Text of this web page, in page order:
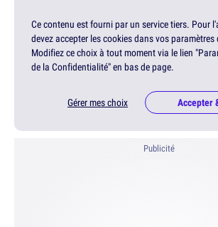
Ce contenu est fourni par un service tiers. Pour
devez accepter les cookies dans vos
Modifiez ce choix à tout moment via le lien
de la Confidentialité" en bas de page.
Gérer mes choix Accepter
Publicité